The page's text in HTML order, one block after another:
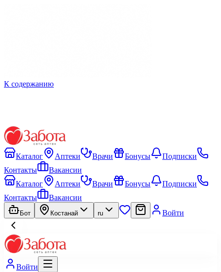
К содержанию
Каталог Аптеки Врачи Бонусы
Подписки
Контакты
Вакансии
Каталог
Аптеки Врачи Бонусы
Подписки
Контакты
Вакансии
Бот Костанай ru Войти
Войти